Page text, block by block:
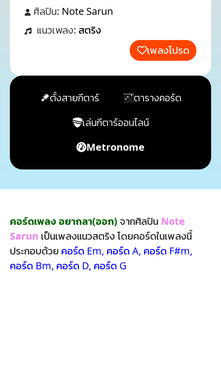
ศิลปิน: Note Sarun
แนวเพลง: สตริง
เพลงโปรด
ตั้งสายกีตาร์
ตารางคอร์ด
เล่นกีตาร์ออนไลน์
Metronome
คอร์ดเพลง อยากลา(ออก) จากศิลปิน Note
Sarun เป็นเพลงแนวสตริง โดยคอร์ดในเพลงนี้
ประกอบด้วย คอร์ด Em, คอร์ด A, คอร์ด F#m,
คอร์ด Bm, คอร์ด D, คอร์ด G